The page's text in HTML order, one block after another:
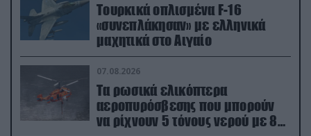
Τουρκικά οπλισμένα F-16
«συνεπλάκησαν» με ελληνικά
μαχητικά στο Αιγαίο
07.08.2026
Τα ρωσικά ελικόπτερα
αεροπυρόσβεσης που μπορούν
να ρίχνουν 5 τόνους νερού με 8